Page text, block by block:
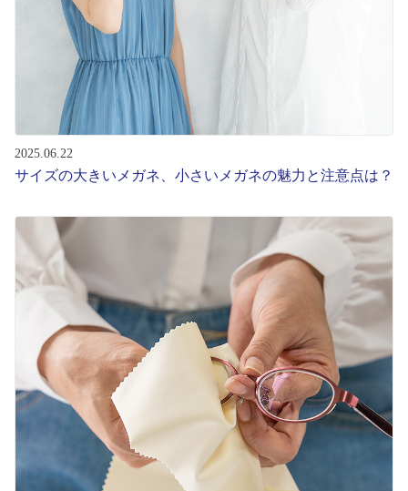
2025.06.22
サイズの大きいメガネ、小さいメガネの魅力と注意点は？